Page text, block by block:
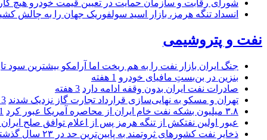
شورای رقابت و سازمان حمایت در تعیین قیمت خودرو هیچ
انسداد تنگه هرمز، بازار اسید سولفوریک جهان را به چالش
نفت و پتروشیمی
جنگ ایران بازار نفت را به هم ریخت اما آرامکو بیشترین سود
بنزین در بن‌بستِ مافیای خودرو 1 هفته
صادرات نفت ایران بدون وقفه ادامه دارد 3 هفته
تهران و مسکو به نهایی‌سازی قرارداد تجارت گاز نزدیک شدند 3 هفته
۳.۸ میلیون بشکه نفت خام ایران از محاصره آمریکا عبور کرد
1
عبور اولین نفتکش از تنگه هرمز پس از اعلام توافق صلح ایران
ذخایر نفت کشورهای ثروتمند به پایین‌ترین حد در ۲۳ سال گذشته رسید